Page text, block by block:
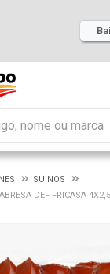
SUINOS
DEF FRICASA